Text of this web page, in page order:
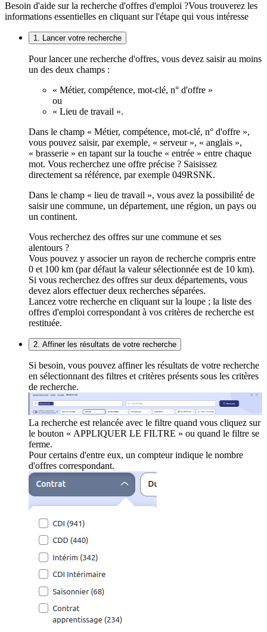
Besoin d'aide sur la recherche d'offres d'emploi ?Vous trouverez les
informations essentielles en cliquant sur l'étape qui vous intéresse
1. Lancer votre recherche
Pour lancer une recherche d'offres, vous devez saisir au moins
un des deux champs :
« Métier, compétence, mot-clé, n° d'offre »
ou
« Lieu de travail ».
Dans le champ « Métier, compétence, mot-clé, n° d'offre »,
vous pouvez saisir, par exemple, « serveur », « anglais »,
« brasserie » en tapant sur la touche « entrée » entre chaque
mot. Vous recherchez une offre précise ? Saisissez
directement sa référence, par exemple 049RSNK.
Dans le champ « lieu de travail », vous avez la possibilité de
saisir une commune, un département, une région, un pays ou
un continent.
Vous recherchez des offres sur une commune et ses
alentours ?
Vous pouvez y associer un rayon de recherche compris entre
0 et 100 km (par défaut la valeur sélectionnée est de 10 km).
Si vous recherchez des offres sur deux départements, vous
devez alors effectuer deux recherches séparées.
Lancez votre recherche en cliquant sur la loupe ; la liste des
offres d'emploi correspondant à vos critères de recherche est
restituée.
2. Affiner les résultats de votre recherche
Si besoin, vous pouvez affiner les résultats de votre recherche
en sélectionnant des filtres et critères présents sous les critères
de recherche.
La recherche est relancée avec le filtre quand vous cliquez sur
le bouton « APPLIQUER LE FILTRE » ou quand le filtre se
ferme.
Pour certains d'entre eux, un compteur indique le nombre
d'offres correspondant.